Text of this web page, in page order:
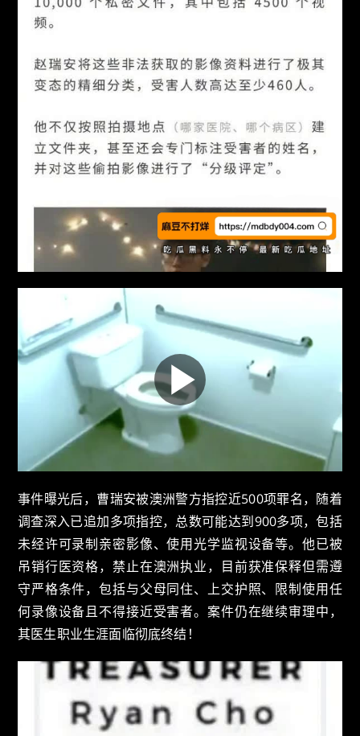
事件曝光后，曹瑞安被澳洲警方指控近500项罪名，随着
调查深入已追加多项指控，总数可能达到900多项，包括
未经许可录制亲密影像、使用光学监视设备等。他已被
吊销行医资格，禁止在澳洲执业，目前获准保释但需遵
守严格条件，包括与父母同住、上交护照、限制使用任
何录像设备且不得接近受害者。案件仍在继续审理中，
其医生职业生涯面临彻底终结！